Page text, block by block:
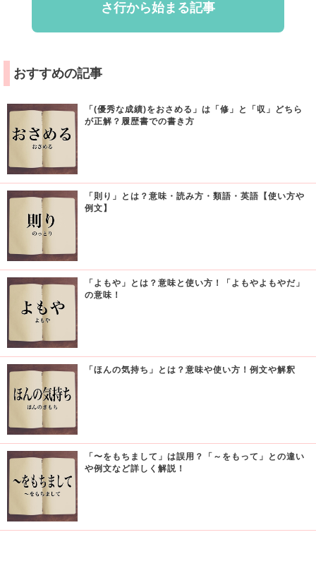
さ行から始まる記事
おすすめの記事
「(優秀な成績)をおさめる」は「修」と「収」どちら
が正解？履歴書での書き方
「則り」とは？意味・読み方・類語・英語【使い方や
例文】
「よもや」とは？意味と使い方！「よもやよもやだ」
の意味！
「ほんの気持ち」とは？意味や使い方！例文や解釈
「〜をもちまして」は誤用？「～をもって」との違い
や例文など詳しく解説！